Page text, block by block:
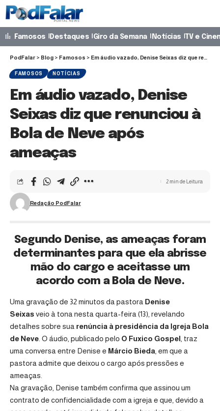
Famosos Destaques Giro da Semana Notícias TV e
PodFalar > Blog > Famosos > Em áudio vazado, Denise Seixas diz que renunciou à Bola de Neve após ameaças
FAMOSOS NOTÍCIAS
Em áudio vazado, Denise
Seixas diz que renunciou à
Bola de Neve após
ameaças
Redação PodFalar
2 min de Leitura
Segundo Denise, as ameaças foram
determinantes para que ela abrisse
mão do cargo e aceitasse um
acordo com a Bola de Neve.
Uma gravação de 32 minutos da pastora Denise
Seixas veio à tona nesta quarta-feira (13), revelando
detalhes sobre sua renúncia à presidência da Igreja Bola
de Neve . O áudio, publicado pelo O Fuxico Gospel , traz
uma conversa entre Denise e Márcio Bieda , em que a
pastora admite que deixou o cargo após pressões e
ameaças.
Na gravação, Denise também confirma que assinou um
contrato de confidencialidade com a igreja e que, devido a